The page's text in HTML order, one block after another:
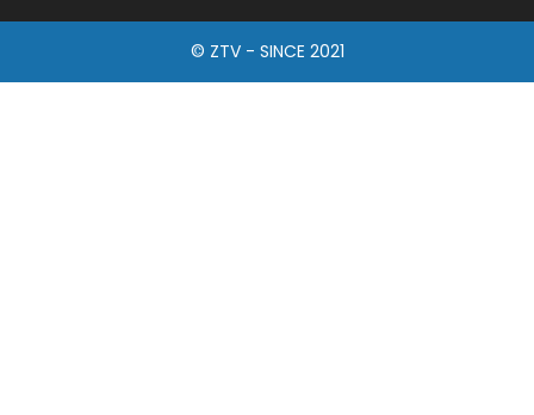
© ZTV - SINCE 2021